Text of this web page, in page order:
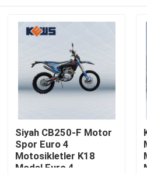
Siyah CB250-F Motor
Spor Euro 4
Motosikletler K18
Model Euro 4